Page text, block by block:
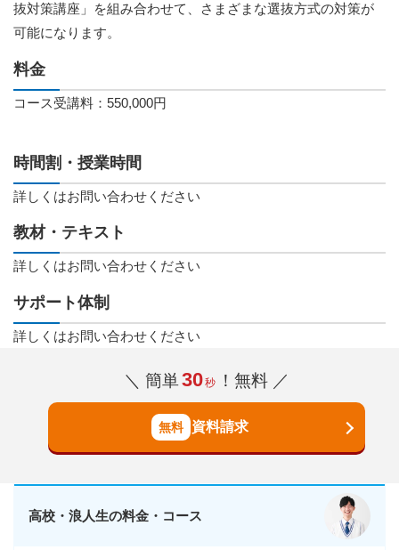
抜対策講座」を組み合わせて、さまざまな選抜方式の対策が
可能になります。
料金
コース受講料：550,000円
時間割・授業時間
詳しくはお問い合わせください
教材・テキスト
詳しくはお問い合わせください
サポート体制
詳しくはお問い合わせください
＼ 簡単30秒 ！無料 ／
資料請求
高校・浪人生の料金・コース